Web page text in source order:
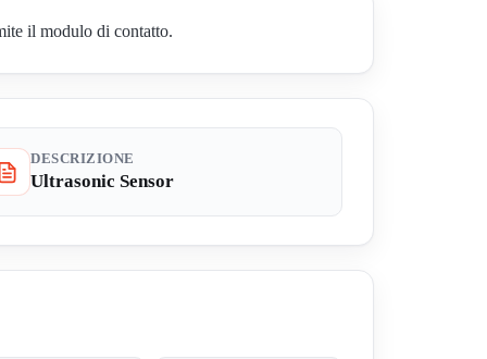
il modulo di contatto.
DESCRIZIONE
Ultrasonic Sensor